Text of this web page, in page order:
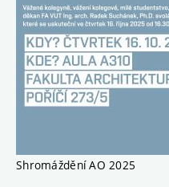
Shromáždění AO 2025